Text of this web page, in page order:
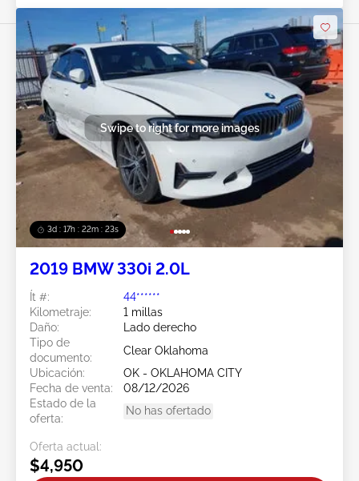
3d : 17h : 22m : 20s
Swipe to right for more images
2019 BMW 330i 2.0L
Ít #:
44******
Kilometraje:
1 millas
Daño:
Lado derecho
Tipo de
documento:
Clear Oklahoma
Ubicación:
OK - OKLAHOMA CITY
Fecha de venta:
08/12/2026
Estado de la
oferta:
No has ofertado
Oferta actual:
$4,950